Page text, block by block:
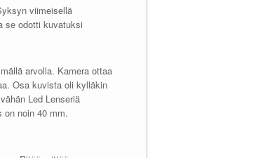
viimeisellä
se odotti kuvatuksi
arvolla. Kamera ottaa
Osa kuvista oli kylläkin
Led Lenseriä
on noin 40 mm.